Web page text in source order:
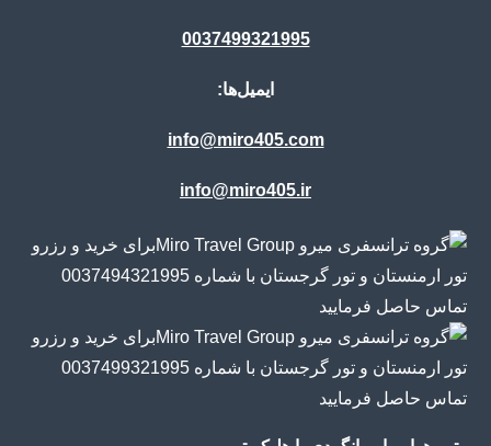
0037499321995
ایمیل‌ها:
info@miro405.com
info@miro405.ir